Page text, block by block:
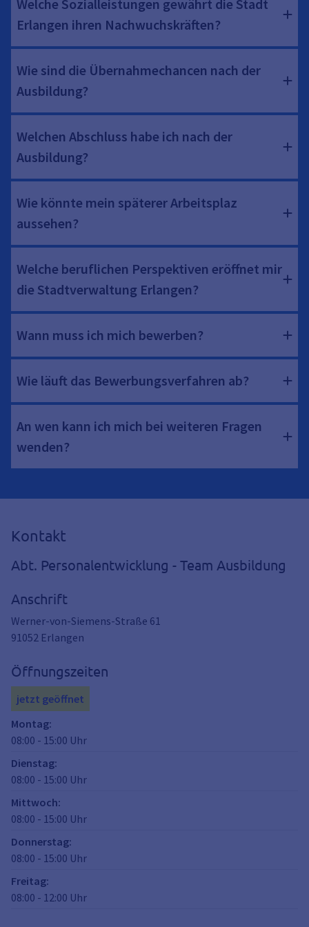
Welche Sozialleistungen gewährt die Stadt
Erlangen ihren Nachwuchskräften?
Wie sind die Übernahmechancen nach der
Ausbildung?
Welchen Abschluss habe ich nach der
Ausbildung?
Wie könnte mein späterer Arbeitsplaz
aussehen?
Welche beruflichen Perspektiven eröffnet mir
die Stadtverwaltung Erlangen?
Wann muss ich mich bewerben?
Wie läuft das Bewerbungsverfahren ab?
An wen kann ich mich bei weiteren Fragen
wenden?
Kontakt
Abt. Personalentwicklung - Team Ausbildung
Anschrift
Werner-von-Siemens-Straße 61
91052 Erlangen
Öffnungszeiten
jetzt geöffnet
Montag:
08:00 - 15:00 Uhr
Dienstag:
08:00 - 15:00 Uhr
Mittwoch:
08:00 - 15:00 Uhr
Donnerstag:
08:00 - 15:00 Uhr
Freitag:
08:00 - 12:00 Uhr